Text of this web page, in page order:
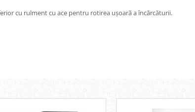
cu rulment cu ace pentru rotirea ușoară a încărcăturii.